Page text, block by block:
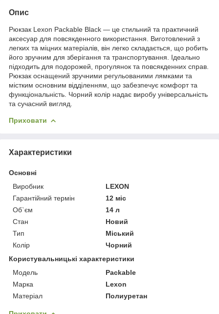
Опис
Рюкзак Lexon Packable Black — це стильний та практичний
аксесуар для повсякденного використання. Виготовлений з
легких та міцних матеріалів, він легко складається, що робить
його зручним для зберігання та транспортування. Ідеально
підходить для подорожей, прогулянок та повсякденних справ.
Рюкзак оснащений зручними регульованими лямками та
містким основним відділенням, що забезпечує комфорт та
функціональність. Чорний колір надає виробу універсальність
та сучасний вигляд.
Приховати
Характеристики
Основні
Виробник
LEXON
Гарантійний термін
12 міс
Об`єм
14 л
Стан
Новий
Тип
Міський
Колір
Чорний
Користувальницькі характеристики
Мoдель
Packable
Марка
Lexon
Матеріал
Полиуретан